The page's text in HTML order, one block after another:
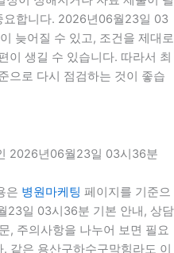
요합니다. 2026년06월23일 03
늦어질 수 있고, 조건을 제대로
이 생길 수 있습니다. 따라서 최
으로 다시 점검하는 것이 좋습
2026년06월23일 03시36분
은 병원마케팅 페이지를 기준으
23일 03시36분 기본 안내, 상담
, 주의사항을 나누어 보면 필요
같은 용산구하수구막힘라도 이